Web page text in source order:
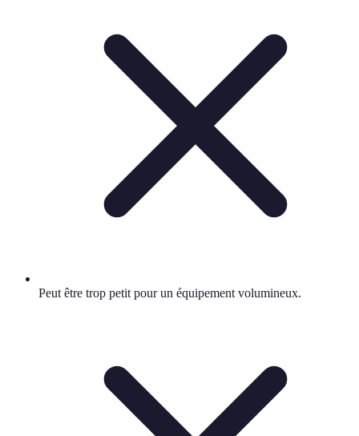
Peut être trop petit pour un équipement volumineux.